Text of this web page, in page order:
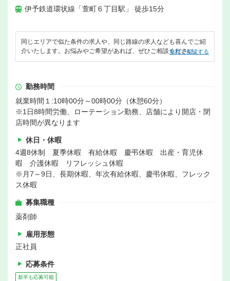
伊予鉄道環状線「萱町６丁目駅」 徒歩15分
同じエリアで似た条件の求人や、同じ路線の求人なども喜んでご紹
介いたします。お悩みやご希望があれば、ぜひご相談ください。
無料で相談する
勤務時間
就業時間１:10時00分～00時00分（休憩60分）
※1日8時間労働、ローテーション勤務、店舗により開店・閉
店時間が異なります
休日・休暇
4週8休制 夏季休暇 有給休暇 慶弔休暇 出産・育児休
暇 介護休暇 リフレッシュ休暇
※月7～9日、長期休暇、年次有給休暇、慶弔休暇、フレック
ス休暇
募集職種
薬剤師
雇用形態
正社員
応募条件
新卒も応募可能